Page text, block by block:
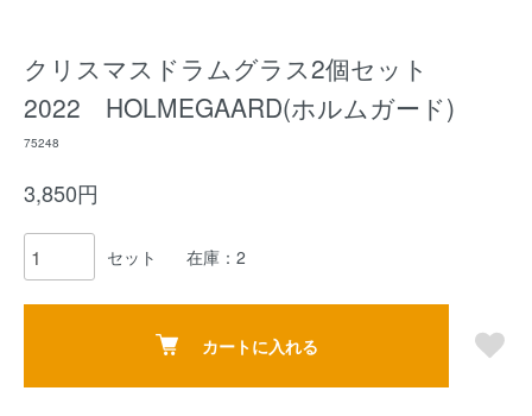
クリスマスドラムグラス2個セット
2022 HOLMEGAARD(ホルムガード)
75248
3,850円
セット 在庫：2
カートに入れる